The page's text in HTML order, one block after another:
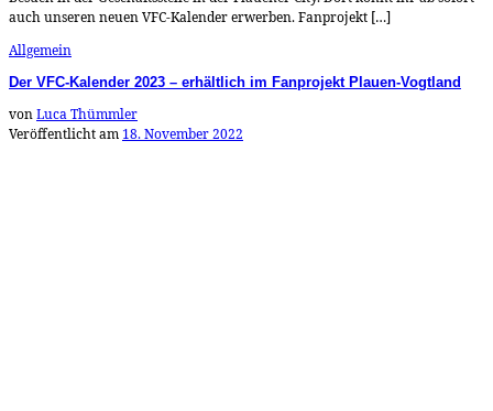
auch unseren neuen VFC-Kalender erwerben. Fanprojekt […]
Allgemein
Der VFC-Kalender 2023 – erhältlich im Fanprojekt Plauen-Vogtland
vonLuca Thümmler
Veröffentlicht am 18. November 2022